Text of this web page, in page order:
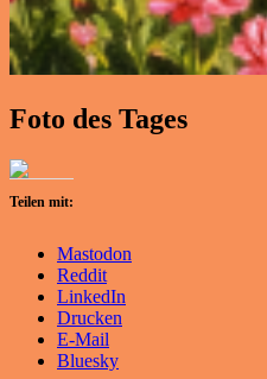
Foto des Tages
Teilen mit:
Mastodon
Reddit
LinkedIn
Drucken
E-Mail
Bluesky